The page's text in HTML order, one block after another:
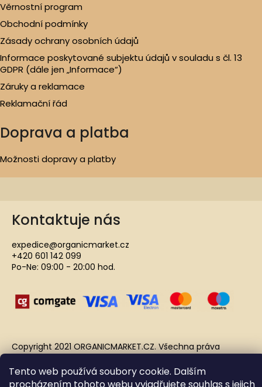
Tento web používá soubory cookie. Dalším
Věrnostní program
Obchodní podmínky
Zásady ochrany osobních údajů
Informace poskytované subjektu údajů v souladu s čl. 13
GDPR (dále jen „Informace“)
Záruky a reklamace
Reklamační řád
Doprava a platba
Možnosti dopravy a platby
Kontaktuje nás
expedice@organicmarket.cz
+420 601 142 099
Po-Ne: 09:00 - 20:00 hod.
Copyright 2021 ORGANICMARKET.CZ. Všechna práva
Vytvořil Shoptet